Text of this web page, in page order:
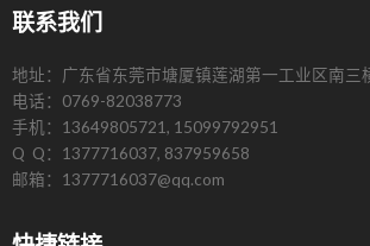
联系我们
地址：广东省东莞市塘厦镇莲湖第一工业区南三
电话：0769-82038773
手机：13649805721, 15099792951
Q Q：1377716037, 837959658
邮箱：1377716037@qq.com